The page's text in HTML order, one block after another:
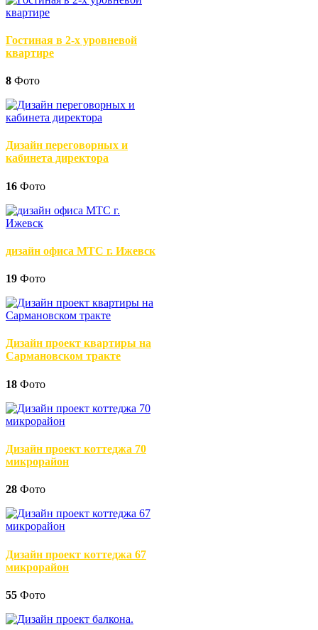
Гостиная в 2-х уровневой
квартире
8 Фото
Дизайн переговорных и
кабинета директора
16 Фото
дизайн офиса МТС г. Ижевск
19 Фото
Дизайн проект квартиры на
Сармановском тракте
18 Фото
Дизайн проект коттеджа 70
микрорайон
28 Фото
Дизайн проект коттеджа 67
микрорайон
55 Фото